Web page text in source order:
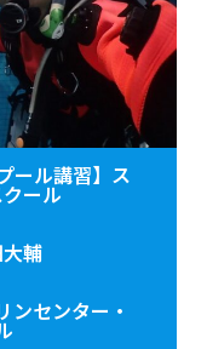
ール講習】ス
ール
輔
ンセンター・